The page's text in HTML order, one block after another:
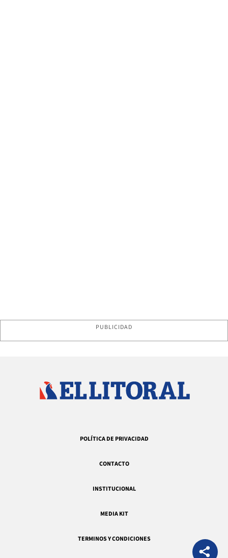
PUBLICIDAD
POLÍTICA DE PRIVACIDAD
CONTACTO
INSTITUCIONAL
MEDIA KIT
TERMINOS Y CONDICIONES